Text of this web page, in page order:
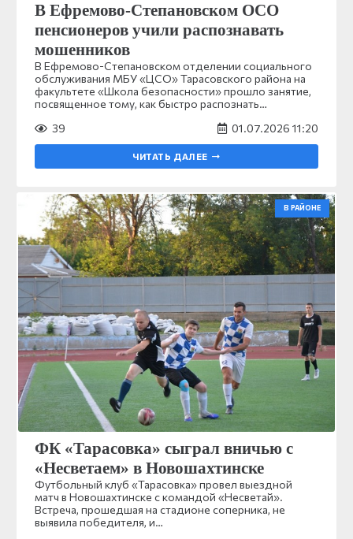
В Ефремово-Степановском ОСО
пенсионеров учили распознавать
мошенников
В Ефремово-Степановском отделении социального
обслуживания МБУ «ЦСО» Тарасовского района на
факультете «Школа безопасности» прошло занятие,
посвященное тому, как быстро распознать…
39
01.07.2026 11:20
ЧИТАТЬ ДАЛЕЕ
В РАЙОНЕ
ФК «Тарасовка» сыграл вничью с
«Несветаем» в Новошахтинске
Футбольный клуб «Тарасовка» провел выездной
матч в Новошахтинске с командой «Несветай».
Встреча, прошедшая на стадионе соперника, не
выявила победителя, и…